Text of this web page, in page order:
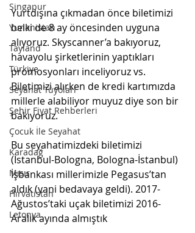
Singapur
Yunanistan
Tayland
Türkiye
Seyahat Tüyoları
Şehir Fiyat Rehberleri
Çocuk İle Seyahat
Karadağ
Mısır
Hırvatistan
Letonya
Yurtdışına çıkmadan önce biletimizi
belki de 8 ay öncesinden uyguna
alıyoruz. Skyscanner’a bakıyoruz,
havayolu şirketlerinin yaptıkları
promosyonları inceliyoruz vs.
Biletimizi alırken de kredi kartımızda
millerle alabiliyor muyuz diye son bir
bakıyoruz.
Bu seyahatimizdeki biletimizi
(İstanbul-Bologna, Bologna-İstanbul)
İşbankası millerimizle Pegasus’tan
aldık (yani bedavaya geldi). 2017-
Ağustos’taki uçak biletimizi 2016-
Aralık ayında almıştık